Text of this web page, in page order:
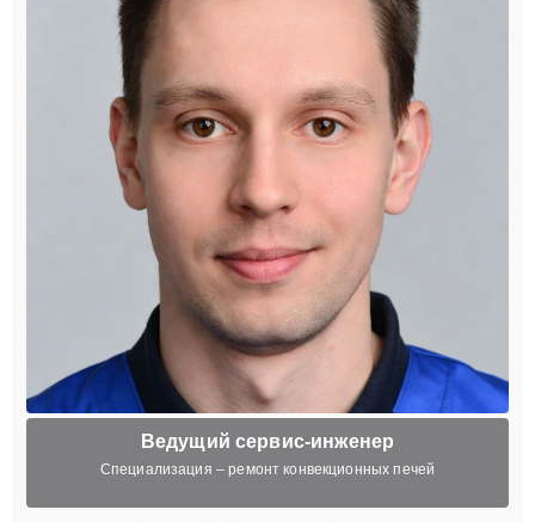
Ведущий сервис-инженер
Специализация – ремонт конвекционных печей